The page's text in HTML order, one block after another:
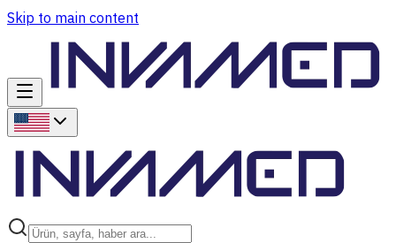
Skip to main content